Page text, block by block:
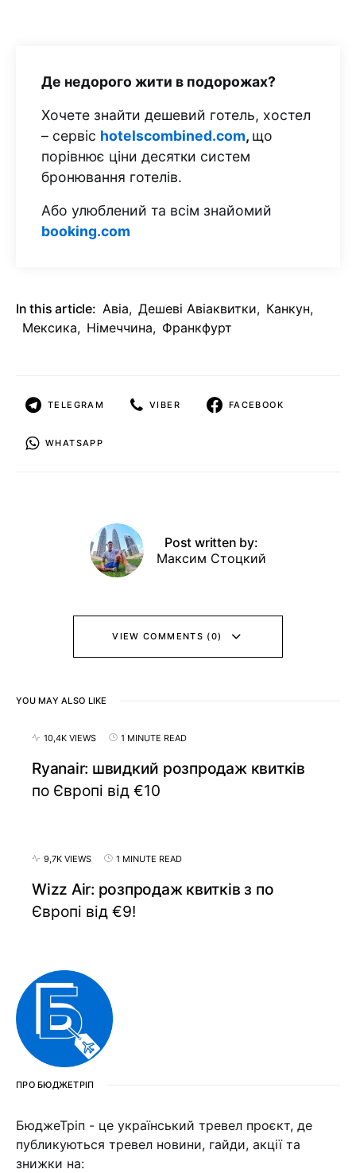
Де недорого жити в подорожах?
Хочете знайти дешевий готель, хостел
– сервіс hotelscombined.com, що
порівнює ціни десятки систем
бронювання готелів.
Або улюблений та всім знайомий
booking.com
In this article: Авіа, Дешеві Авіаквитки, Канкун,
Мексика, Німеччина, Франкфурт
TELEGRAM VIBER FACEBOOK
WHATSAPP
Post written by:
Максим Стоцкий
VIEW COMMENTS (0)
YOU MAY ALSO LIKE
10,4K VIEWS 1 MINUTE READ
Ryanair: швидкий розпродаж квитків
по Європі від €10
9,7K VIEWS 1 MINUTE READ
Wizz Air: розпродаж квитків з по
Європі від €9!
ПРО БЮДЖЕТРІП
БюджеТріп - це український тревел проєкт, де
публикуються тревел новини, гайди, акції та
знижки на: